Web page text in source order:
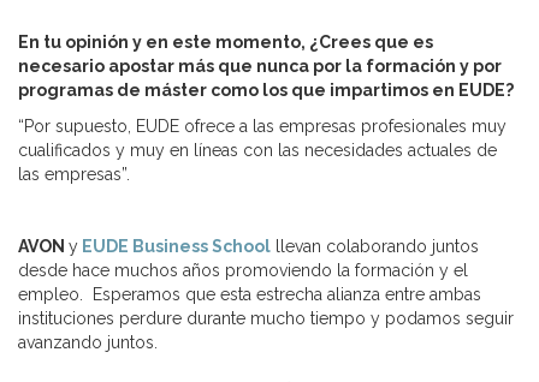
En tu opinión y en este momento, ¿Crees que es
necesario apostar más que nunca por la formación y por
programas de máster como los que impartimos en EUDE?
“Por supuesto, EUDE ofrece a las empresas profesionales muy
cualificados y muy en líneas con las necesidades actuales de
las empresas”.
AVON y EUDE Business School
llevan colaborando juntos
desde hace muchos años promoviendo la formación y el
empleo. Esperamos que esta estrecha alianza entre ambas
instituciones perdure durante mucho tiempo y podamos seguir
avanzando juntos.